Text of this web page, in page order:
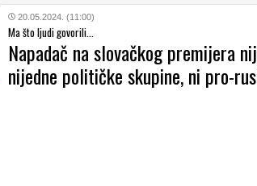
20.05.2024. (11:00)
Ma što ljudi govorili...
Napadač na slovačkog premijera
nijedne političke skupine, ni pro-